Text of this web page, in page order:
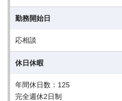
勤務開始日
応相談
休日休暇
年間休日数：125
完全週休2日制